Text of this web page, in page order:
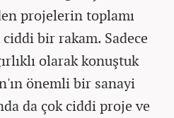
projelerin toplamı
bir rakam. Sadece
olarak konuştuk
önemli bir sanayi
da çok ciddi proje ve